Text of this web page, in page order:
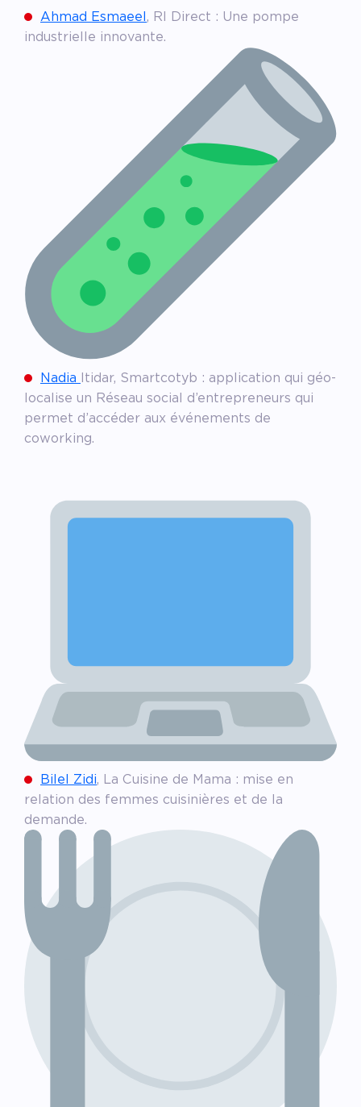
Ahmad Esmaeel, RI Direct : Une pompe
industrielle innovante.
Nadia Itidar, Smartcotyb : application qui géo-
localise un Réseau social d’entrepreneurs qui
permet d’accéder aux événements de
coworking.
Bilel Zidi, La Cuisine de Mama : mise en
relation des femmes cuisinières et de la
demande.